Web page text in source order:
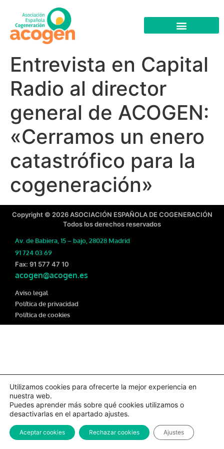
Entrevista en Capital
Radio al director
general de ACOGEN:
«Cerramos un enero
catastrófico para la
cogeneración»
Copyright © 2026 ASOCIACIÓN ESPAÑOLA DE COGENERACIÓN
Todos los derechos reservados
Av. de Babiera, 15 – bajo, 28028 Madrid
91 724 03 69
Fax: 91 577 47 10
acogen@acogen.es
Aviso legal
Política de privacidad
Política de cookies
Utilizamos cookies para ofrecerte la mejor experiencia en
nuestra web.
Puedes aprender más sobre qué cookies utilizamos o
desactivarlas en el apartado ajustes.
Aceptar cookies Rechazar cookies Ajustes